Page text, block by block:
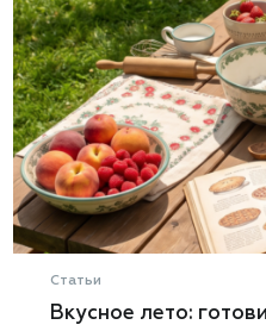
Статьи
Вкусное лето: